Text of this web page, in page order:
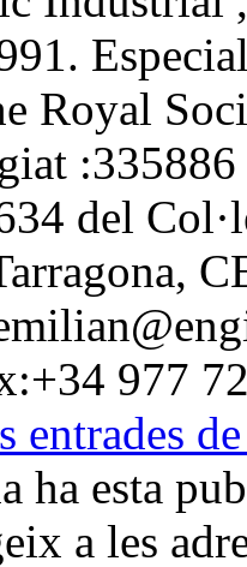
Royal
del
977
entrades
ha esta
a les